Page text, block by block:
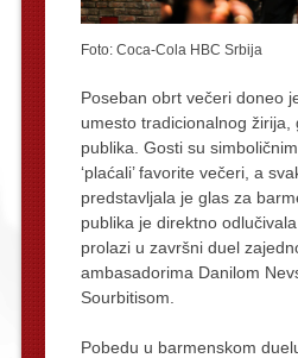
Foto: Coca-Cola HBC Srbija
Poseban obrt večeri doneo
umesto tradicionalnog žirija,
publika. Gosti su
‘plaćali’ favorite večeri, a
predstavljala je glas za
publika je direktno
prolazi u završni duel
ambasadorima Danilom
Sourbitisom.
Pobedu u barmenskom